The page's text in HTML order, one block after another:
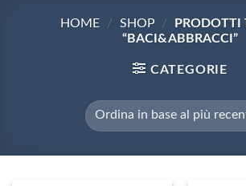
HOME / SHOP /
PRODOTTI
“BACI&ABBRACCI”
CATEGORIE